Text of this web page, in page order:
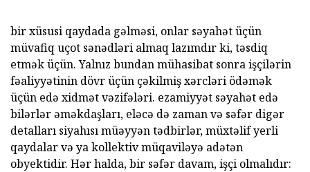
bir xüsusi qaydada gəlməsi, onlar səyahət üçün
müvafiq uçot sənədləri almaq lazımdır ki, təsdiq
etmək üçün. Yalnız bundan mühasibat sonra işçilərin
fəaliyyətinin dövr üçün çəkilmiş xərcləri ödəmək
üçün edə xidmət vəzifələri. ezamiyyət səyahət edə
bilərlər əməkdaşları, eləcə də zaman və səfər digər
detalları siyahısı müəyyən tədbirlər, müxtəlif yerli
qaydalar və ya kollektiv müqaviləyə adətən
obyektidir. Hər halda, bir səfər davam, işçi olmalıdır: